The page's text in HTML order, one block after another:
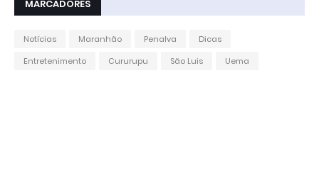
MARCADORES
Notícias Maranhão Penalva
Dicas
Entretenimento
Cururupu São Luis Uema